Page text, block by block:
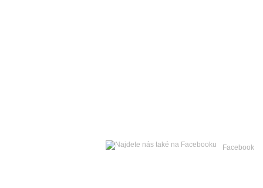
Facebook